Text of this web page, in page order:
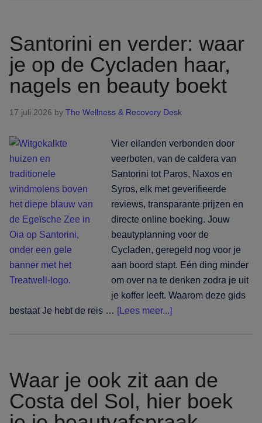
waar
Santorini en verder: waar
je op de Cycladen haar,
nagels en beauty boekt
17 juli 2026 by The Wellness & Recovery Desk
Vier eilanden verbonden door
veerboten, van de caldera van
Santorini tot Paros, Naxos en
Syros, elk met geverifieerde
reviews, transparante prijzen en
directe online boeking. Jouw
beautyplanning voor de
Cycladen, geregeld nog voor je
aan boord stapt. Eén ding minder
om over na te denken zodra je uit
je koffer leeft. Waarom deze gids
bestaat Je hebt de reis … [Lees meer...]overSantorini
op
de
Cycladen
Waar je ook zit aan de
Costa del Sol, hier boek